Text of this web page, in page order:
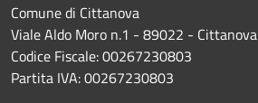
Comune di Cittanova
Viale Aldo Moro n.1 - 89022 - Cittanova
Codice Fiscale: 00267230803
Partita IVA: 00267230803